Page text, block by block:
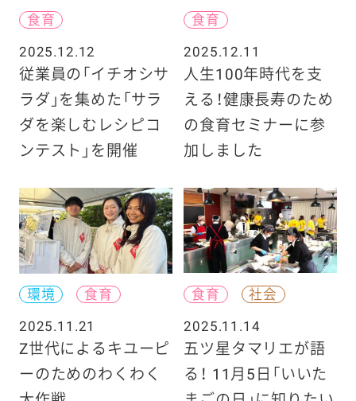
食育
2025.12.12
従業員の「イチオシサ
ラダ」を集めた「サラ
ダを楽しむレシピコ
ンテスト」を開催
食育
2025.12.11
人生100年時代を支
える！健康長寿のため
の食育セミナーに参
加しました
環境
食育
2025.11.21
Z世代によるキユーピ
ーのためのわくわく
食育
社会
2025.11.14
五ツ星タマリエが語
る！ 11月5日「いいた